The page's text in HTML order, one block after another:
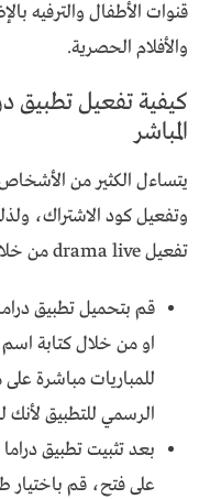
قنوات الأطفال والترفيه
والأفلام الحصرية.
كيفية تفعيل تطبيق
المباشر
يتساءل الكثير من
وتفعيل كود الاشتراك،
تفعيل drama live من خلال النقاط التالية:
قم بتحميل تطبيق
للمباريات مباشرة
الرسمي للتطبيق
بعد تثبيت تطبيق
على فتح، قم باختيار